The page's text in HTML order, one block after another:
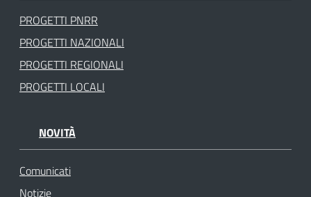
PROGETTI PNRR
PROGETTI NAZIONALI
PROGETTI REGIONALI
PROGETTI LOCALI
NOVITÀ
Comunicati
Notizie